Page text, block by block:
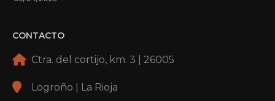
CONTACTO
Ctra. del cortijo, km. 3 | 26005
Logroño | La Rioja